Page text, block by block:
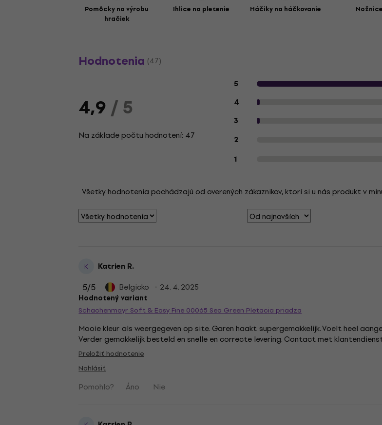
Pomôcky na výrobu
hračiek
Ihlice na pletenie Háčiky na háčkovanie Nožnice
Hodnotenia (47)
4,9/ 5
Na základe počtu hodnotení: 47
Hodnotenie produktu
5
4
3
2
1
Všetky hodnotenia pochádzajú od overených zákaznikov, ktorí si u nás produkt v
K Katrien R.
5/5 Belgicko 24. 4. 2025
Hodnotený variant
Schachenmayr Soft & Easy Fine 00065 Sea Green Pletacia priadza
Mooie kleur als weergegeven op site. Garen haakt supergemakkelijk. Voelt heel
Verder gemakkelijk besteld en snelle en correcte levering. Contact met
Preložiť hodnotenie
Nahlásiť
Pomohlo? Áno Nie